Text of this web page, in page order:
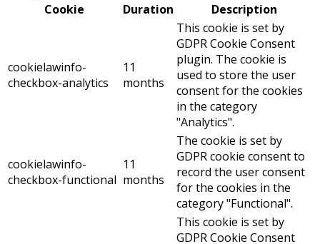
Cookie
Duration Description
cookielawinfo-
checkbox-analytics
11
months
This cookie is set by
GDPR Cookie Consent
plugin. The cookie is
used to store the user
consent for the cookies
in the category
"Analytics".
cookielawinfo-
checkbox-functional
11
months
The cookie is set by
GDPR cookie consent to
record the user consent
for the cookies in the
category "Functional".
This cookie is set by
GDPR Cookie Consent